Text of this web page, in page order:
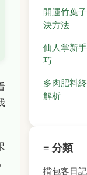
開運竹葉
決方法
仙人掌新
巧
多肉肥料
解析
≡ 分類
揹包客日記